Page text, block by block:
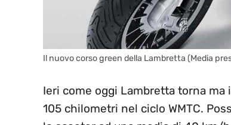
Il nuovo corso green della Lambretta (Media
Ieri come oggi Lambretta torna ma
105 chilometri nel ciclo WMTC.